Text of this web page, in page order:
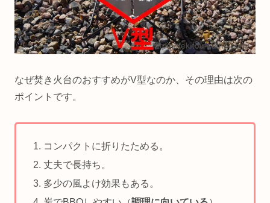
なぜ焚き火台のおすすめがV型なのか、その理由は次の
ポイントです。
コンパクトに折りたためる。
丈夫で長持ち。
多少の風よけ効果もある。